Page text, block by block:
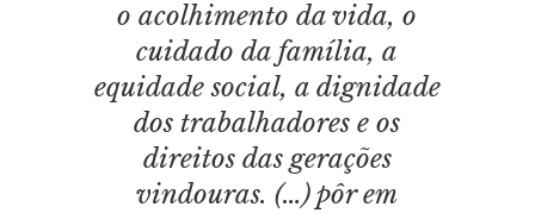
o acolhimento da vida, o
cuidado da família, a
equidade social, a dignidade
dos trabalhadores e os
direitos das gerações
vindouras. (…) pôr em